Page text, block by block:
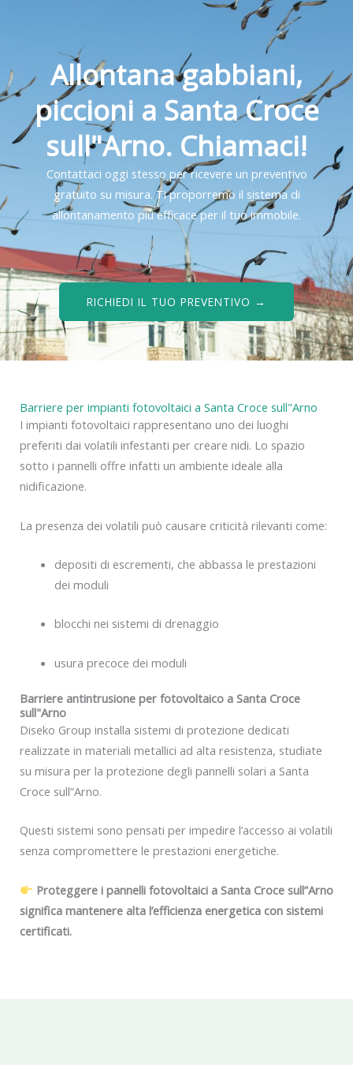
Allontana gabbiani,
piccioni a Santa Croce
sull"Arno. Chiamaci!
Contattaci oggi stesso per ricevere un preventivo
gratuito su misura. Ti proporremo il sistema di
allontanamento più efficace per il tuo immobile.
RICHIEDI IL TUO PREVENTIVO →
Barriere per impianti fotovoltaici a Santa Croce sull"Arno
I impianti fotovoltaici rappresentano uno dei luoghi
preferiti dai volatili infestanti per creare nidi. Lo spazio
sotto i pannelli offre infatti un ambiente ideale alla
nidificazione.
La presenza dei volatili può causare criticità rilevanti come:
depositi di escrementi, che abbassa le prestazioni
dei moduli
blocchi nei sistemi di drenaggio
usura precoce dei moduli
Barriere antintrusione per fotovoltaico a Santa Croce
sull"Arno
Diseko Group installa sistemi di protezione dedicati
realizzate in materiali metallici ad alta resistenza, studiate
su misura per la protezione degli pannelli solari a Santa
Croce sull”Arno.
Questi sistemi sono pensati per impedire l’accesso ai volatili
senza compromettere le prestazioni energetiche.
Proteggere i pannelli fotovoltaici a Santa Croce sull”Arno
significa mantenere alta l’efficienza energetica con sistemi
certificati.